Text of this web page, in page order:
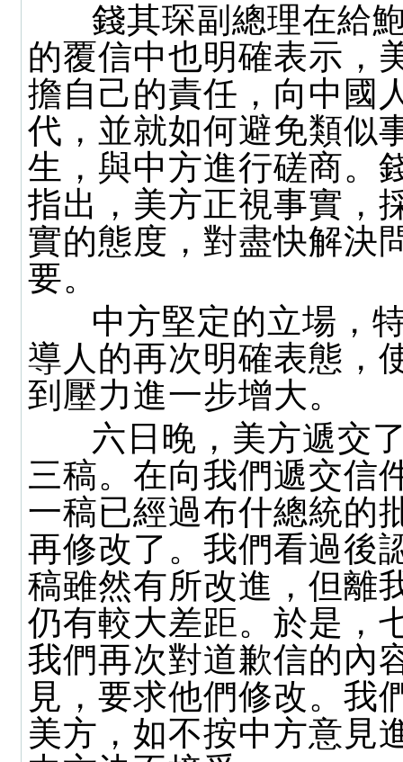
錢其琛副總理在給
的覆信中也明確表示，
擔自己的責任，向中國
代，並就如何避免類似
生，與中方進行磋商。
指出，美方正視事實，
實的態度，對盡快解決
要。
中方堅定的立場，
導人的再次明確表態，
到壓力進一步增大。
六日晚，美方遞交
三稿。在向我們遞交信
一稿已經過布什總統的
再修改了。我們看過後
稿雖然有所改進，但離
仍有較大差距。於是，
我們再次對道歉信的內
見，要求他們修改。我
美方，如不按中方意見